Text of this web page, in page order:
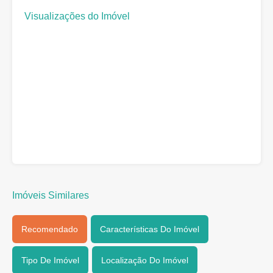
Visualizações do Imóvel
Imóveis Similares
Recomendado Características Do Imóvel
Tipo De Imóvel Localização Do Imóvel